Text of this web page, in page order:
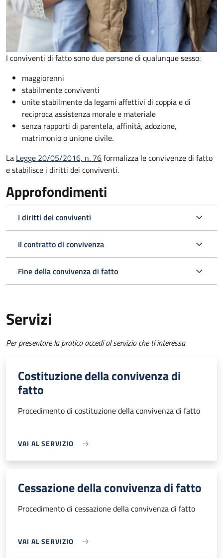
I conviventi di fatto sono due persone di qualunque sesso:
maggiorenni
stabilmente conviventi
unite stabilmente da legami affettivi di coppia e di
reciproca assistenza morale e materiale
senza rapporti di parentela, affinità, adozione,
matrimonio o unione civile.
La Legge 20/05/2016, n. 76formalizza le convivenze di fatto
e stabilisce i diritti dei conviventi.
Approfondimenti
I diritti dei conviventi
Il contratto di convivenza
Fine della convivenza di fatto
Servizi
Per presentare la pratica accedi al servizio che ti interessa
Costituzione della convivenza di
fatto
Procedimento di costituzione della convivenza di fatto
VAI AL SERVIZIO
Cessazione della convivenza di fatto
Procedimento di cessazione della convivenza di fatto
VAI AL SERVIZIO